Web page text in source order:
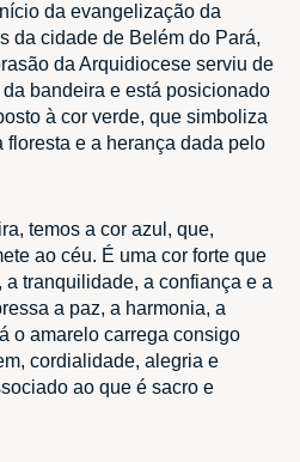
da evangelização da
da cidade de Belém do Pará,
da Arquidiocese serviu de
bandeira e está posicionado
à cor verde, que simboliza
floresta e a herança dada pelo
temos a cor azul, que,
ao céu. É uma cor forte que
a tranquilidade, a confiança e a
a paz, a harmonia, a
o amarelo carrega consigo
cordialidade, alegria e
ao que é sacro e